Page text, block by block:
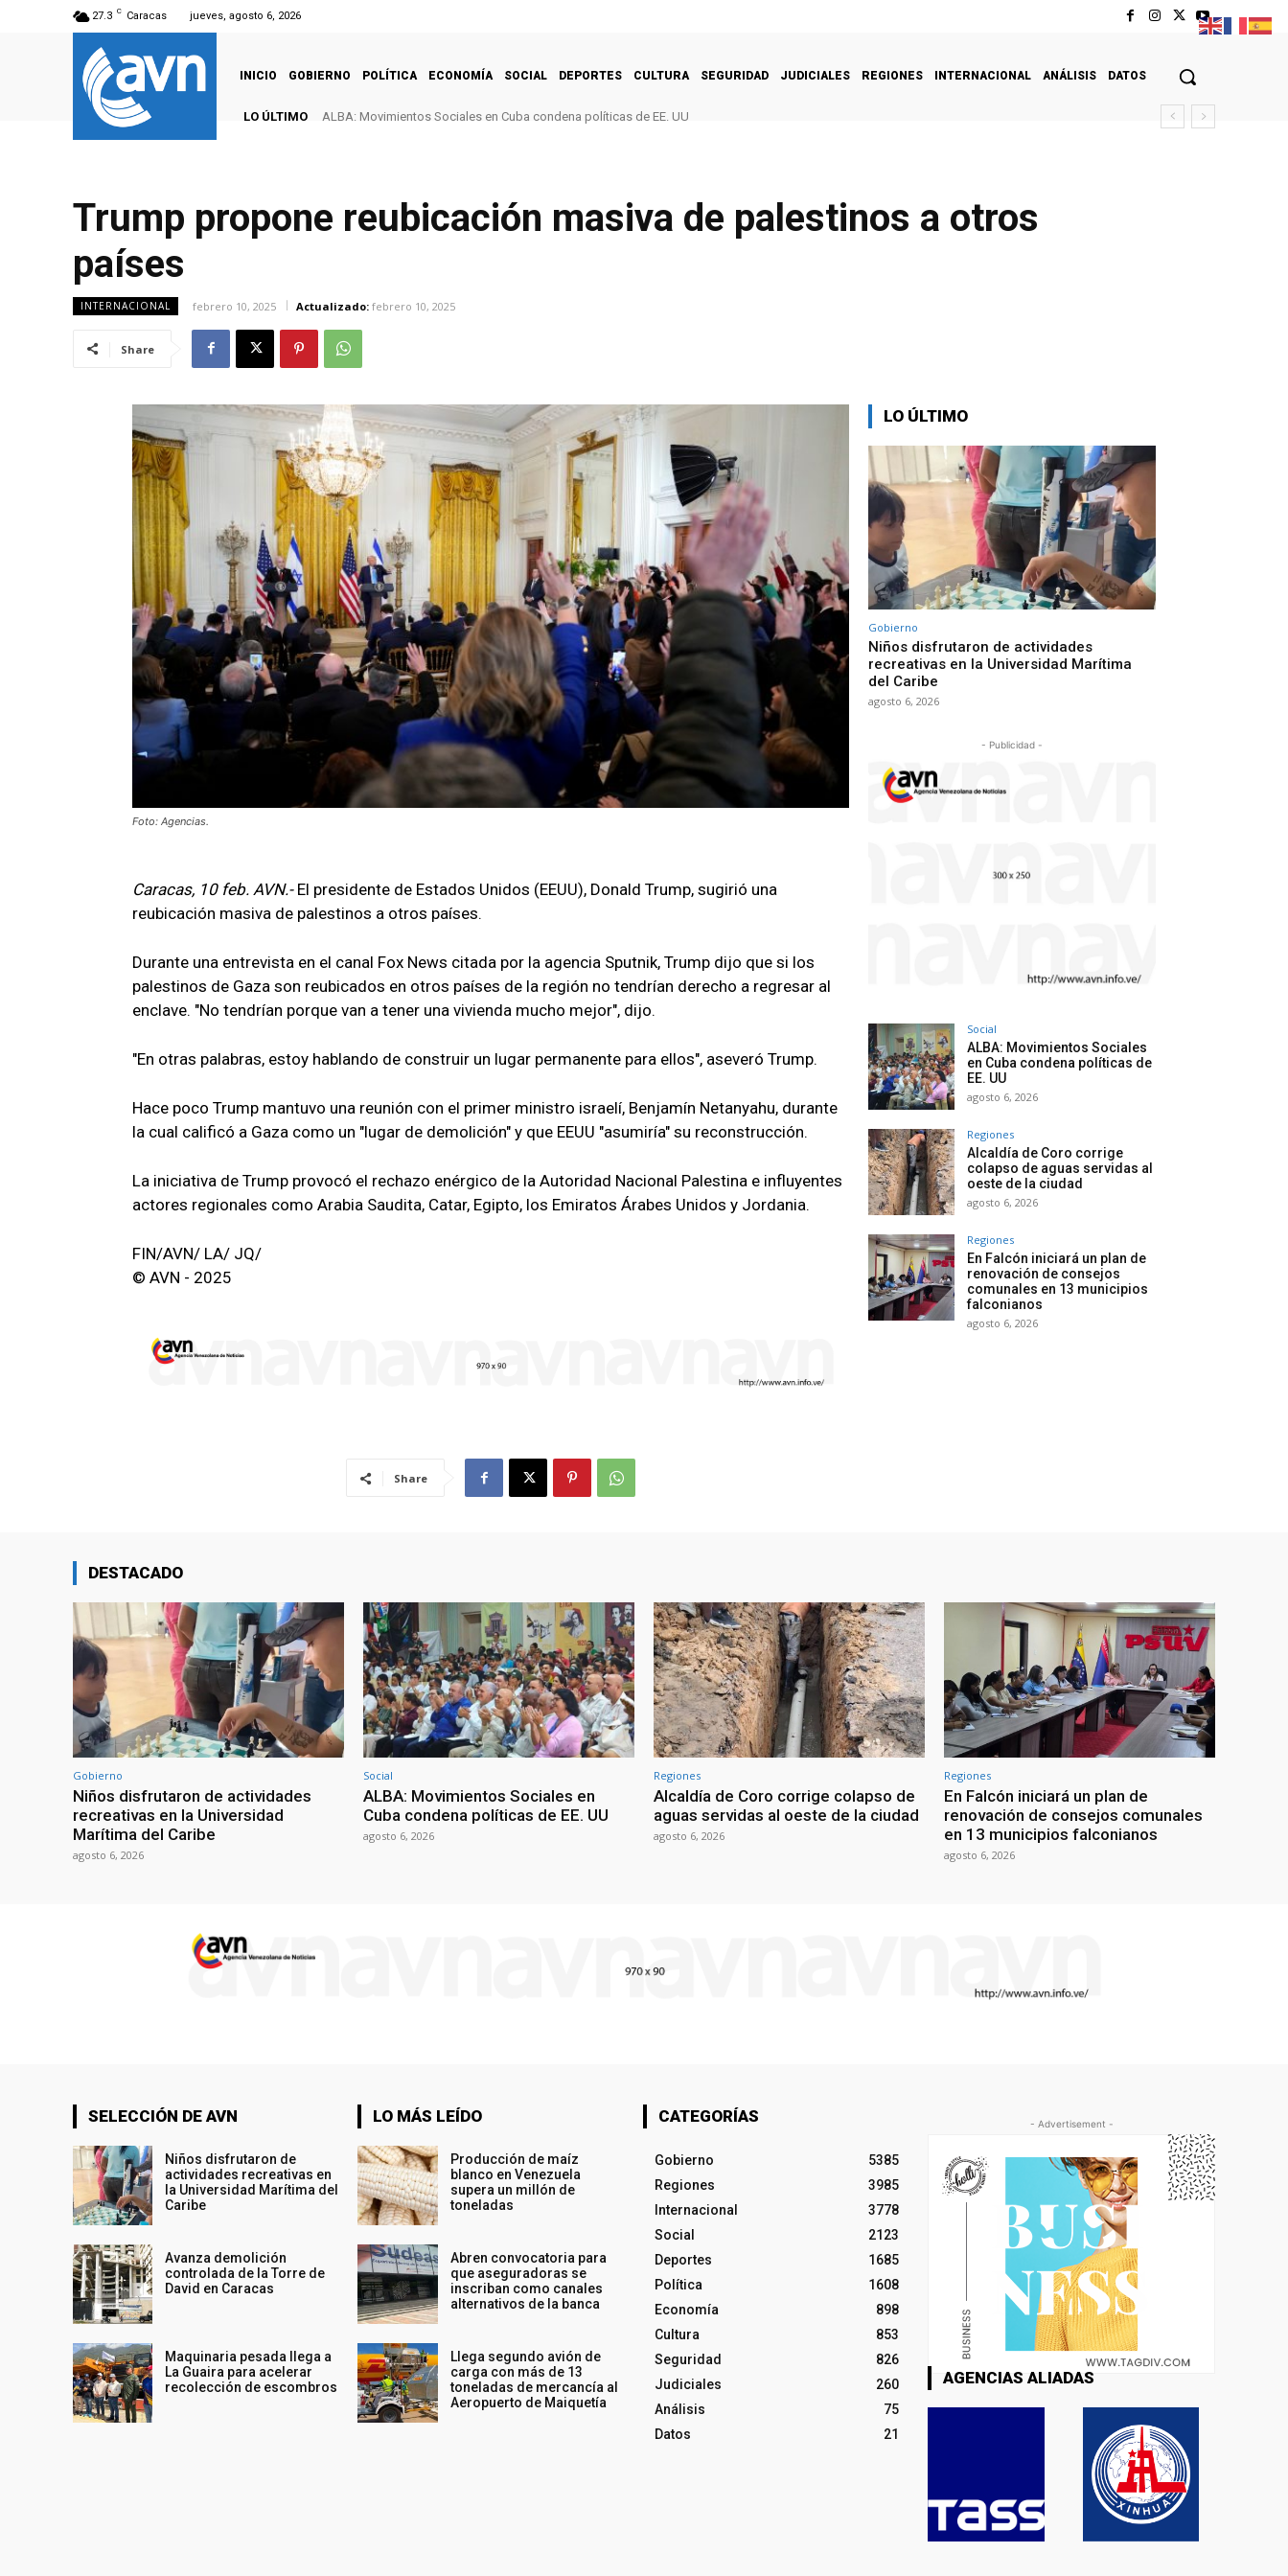
27.3 C Caracas jueves, agosto 6, 2026
INICIO GOBIERNO POLÍTICA ECONOMÍA SOCIAL DEPORTES CULTURA SEGURIDAD JUDICIALES REGIONES INTERNACIONAL ANÁLISIS DATOS
LO ÚLTIMO ALBA: Movimientos Sociales en Cuba condena políticas de EE. UU
Trump propone reubicación masiva de palestinos a otros
países
INTERNACIONAL febrero 10, 2025 Actualizado: febrero 10, 2025
Share
Foto: Agencias.
Caracas, 10 feb. AVN.-El presidente de Estados Unidos (EEUU), Donald Trump, sugirió una
reubicación masiva de palestinos a otros países.
Durante una entrevista en el canal Fox News citada por la agencia Sputnik, Trump dijo que si los
palestinos de Gaza son reubicados en otros países de la región no tendrían derecho a regresar al
enclave. "No tendrían porque van a tener una vivienda mucho mejor", dijo.
"En otras palabras, estoy hablando de construir un lugar permanente para ellos", aseveró Trump.
Hace poco Trump mantuvo una reunión con el primer ministro israelí, Benjamín Netanyahu, durante
la cual calificó a Gaza como un "lugar de demolición" y que EEUU "asumiría" su reconstrucción.
La iniciativa de Trump provocó el rechazo enérgico de la Autoridad Nacional Palestina e influyentes
actores regionales como Arabia Saudita, Catar, Egipto, los Emiratos Árabes Unidos y Jordania.
FIN/AVN/ LA/ JQ/
© AVN - 2025
Share
LO ÚLTIMO
Gobierno
Niños disfrutaron de actividades
recreativas en la Universidad Marítima
del Caribe
agosto 6, 2026
- Publicidad -
Social
ALBA: Movimientos Sociales
en Cuba condena políticas de
EE. UU
agosto 6, 2026
Regiones
Alcaldía de Coro corrige
colapso de aguas servidas al
oeste de la ciudad
agosto 6, 2026
Regiones
En Falcón iniciará un plan de
renovación de consejos
comunales en 13 municipios
falconianos
agosto 6, 2026
DESTACADO
Gobierno
Niños disfrutaron de actividades
recreativas en la Universidad
Marítima del Caribe
agosto 6, 2026
Social
ALBA: Movimientos Sociales en
Cuba condena políticas de EE. UU
agosto 6, 2026
Regiones
Alcaldía de Coro corrige colapso de
aguas servidas al oeste de la ciudad
agosto 6, 2026
Regiones
En Falcón iniciará un plan de
renovación de consejos comunales
en 13 municipios falconianos
agosto 6, 2026
SELECCIÓN DE AVN
Niños disfrutaron de
actividades recreativas en
la Universidad Marítima del
Caribe
Avanza demolición
controlada de la Torre de
David en Caracas
Maquinaria pesada llega a
La Guaira para acelerar
recolección de escombros
LO MÁS LEÍDO
Producción de maíz
blanco en Venezuela
supera un millón de
toneladas
Abren convocatoria para
que aseguradoras se
inscriban como canales
alternativos de la banca
Llega segundo avión de
carga con más de 13
toneladas de mercancía al
Aeropuerto de Maiquetía
CATEGORÍAS
Gobierno
5385
Regiones
3985
Internacional
3778
Social
2123
Deportes
1685
Política
1608
Economía
898
Cultura
853
Seguridad
826
Judiciales
260
Análisis
75
Datos
21
- Advertisement -
AGENCIAS ALIADAS